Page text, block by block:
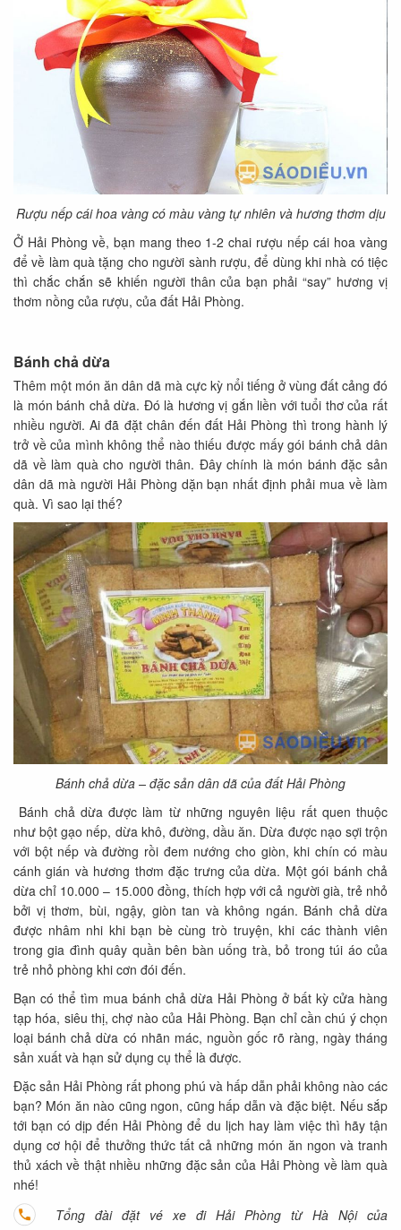
Rượu nếp cái hoa vàng có màu vàng tự nhiên và hương thơm dịu
Ở Hải Phòng về, bạn mang theo 1-2 chai rượu nếp cái hoa vàng
để về làm quà tặng cho người sành rượu, để dùng khi nhà có tiệc
thì chắc chắn sẽ khiến người thân của bạn phải “say” hương vị
thơm nồng của rượu, của đất Hải Phòng.
Bánh chả dừa
Thêm một món ăn dân dã mà cực kỳ nổi tiếng ở vùng đất cảng đó
là món bánh chả dừa. Đó là hương vị gắn liền với tuổi thơ của rất
nhiều người. Ai đã đặt chân đến đất Hải Phòng thì trong hành lý
trở về của mình không thể nào thiếu được mấy gói bánh chả dân
dã về làm quà cho người thân. Đây chính là món bánh đặc sản
dân dã mà người Hải Phòng dặn bạn nhất định phải mua về làm
quà. Vì sao lại thế?
Bánh chả dừa – đặc sản dân dã của đất Hải Phòng
Bánh chả dừa được làm từ những nguyên liệu rất quen thuộc
như bột gạo nếp, dừa khô, đường, dầu ăn. Dừa được nạo sợi trộn
với bột nếp và đường rồi đem nướng cho giòn, khi chín có màu
cánh gián và hương thơm đặc trưng của dừa. Một gói bánh chả
dừa chỉ 10.000 – 15.000 đồng, thích hợp với cả người già, trẻ nhỏ
bởi vị thơm, bùi, ngậy, giòn tan và không ngán. Bánh chả dừa
được nhâm nhi khi bạn bè cùng trò truyện, khi các thành viên
trong gia đình quây quần bên bàn uống trà, bỏ trong túi áo của
trẻ nhỏ phòng khi cơn đói đến.
Bạn có thể tìm mua bánh chả dừa Hải Phòng ở bất kỳ cửa hàng
tạp hóa, siêu thị, chợ nào của Hải Phòng. Bạn chỉ cần chú ý chọn
loại bánh chả dừa có nhãn mác, nguồn gốc rõ ràng, ngày tháng
sản xuất và hạn sử dụng cụ thể là được.
Đặc sản Hải Phòng rất phong phú và hấp dẫn phải không nào các
bạn? Món ăn nào cũng ngon, cũng hấp dẫn và đặc biệt. Nếu sắp
tới bạn có dịp đến Hải Phòng để du lịch hay làm việc thì hãy tận
dụng cơ hội để thưởng thức tất cả những món ăn ngon và tranh
thủ xách về thật nhiều những đặc sản của Hải Phòng về làm quà
nhé!
Tổng đài đặt vé xe đi Hải Phòng từ Hà Nội của